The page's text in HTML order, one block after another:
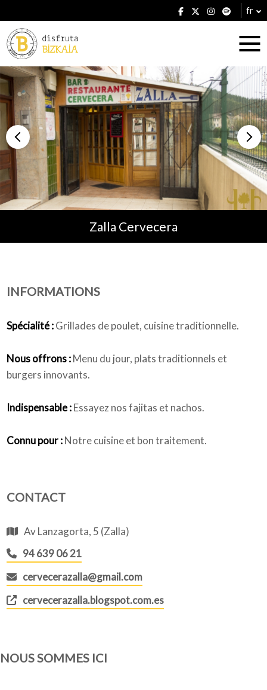
fr
Hébergement
Établissements
Plans
Zalla Cervecera
INFORMATIONS
Spécialité :Grillades de poulet, cuisine traditionnelle.
Nous offrons :Menu du jour, plats traditionnels et
burgers innovants.
Indispensable :Essayez nos fajitas et nachos.
Connu pour :Notre cuisine et bon traitement.
CONTACT
Av Lanzagorta, 5 (Zalla)
94 639 06 21
cervecerazalla@gmail.com
cervecerazalla.blogspot.com.es
NOUS SOMMES ICI